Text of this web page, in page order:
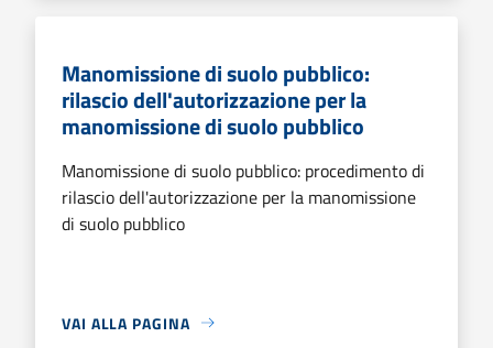
Manomissione di suolo pubblico:
rilascio dell'autorizzazione per la
manomissione di suolo pubblico
Manomissione di suolo pubblico: procedimento di
rilascio dell'autorizzazione per la manomissione
di suolo pubblico
VAI ALLA PAGINA